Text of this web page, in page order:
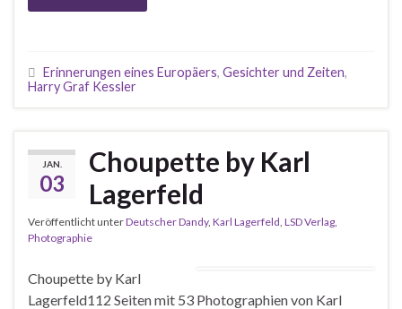
Erinnerungen eines Europäers, Gesichter und Zeiten,
Harry Graf Kessler
JAN.
03
Choupette by Karl
Lagerfeld
Veröffentlicht unterDeutscher Dandy, Karl Lagerfeld LSD Verlag
Photographie
Choupette by Karl
Lagerfeld112 Seiten mit 53 Photographien von Karl